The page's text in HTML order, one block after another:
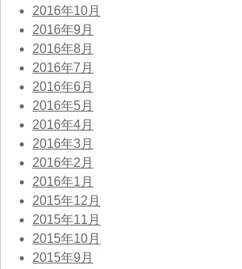
2016年10月
2016年9月
2016年8月
2016年7月
2016年6月
2016年5月
2016年4月
2016年3月
2016年2月
2016年1月
2015年12月
2015年11月
2015年10月
2015年9月